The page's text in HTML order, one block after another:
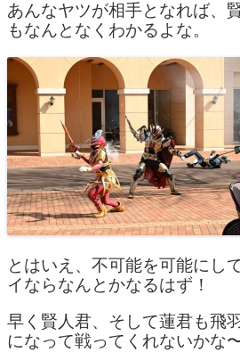
あんなヤツが相手となれば、
もなんとなくわかるよな。
とはいえ、不可能を可能にし
イならなんとかなるはず！
早く賢人君、そして蓮君も飛
になって戦ってくれないかな〜